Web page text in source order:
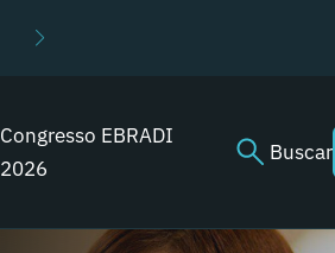
Congresso EBRADI
2026
Buscar